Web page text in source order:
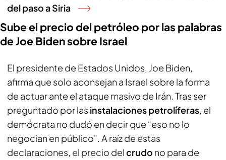
del paso a Siria
Sube el precio del petróleo por las palabras
de Joe Biden sobre Israel
El presidente de Estados Unidos, Joe Biden,
afirma que solo aconsejan a Israel sobre la forma
de actuar ante el ataque masivo de Irán. Tras ser
preguntado por las instalaciones petrolíferas, el
demócrata no dudó en decir que “eso no lo
negocian en público". A raíz de estas
declaraciones, el precio delcrudo no para de